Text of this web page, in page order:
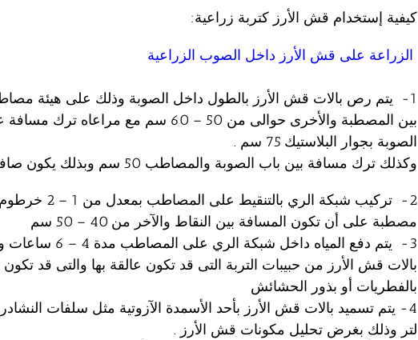
كيفية إستخدام قش الأرز كتربة زراعية:
الزراعة على قش الأرز داخل الصوب الزراعية
1- يتم رص بالات قش الأرز بالطول داخل الصوبة وذلك على هيئة
بين المصطبة والأخرى حوالى من 50 – 60 سم مع مراعاه
الصوبة بجوار البلاستيك 75 سم .
وكذلك ترك مسافة بين باب الصوبة والمصاطب 50 سم وبذلك يكون صافى المصاطب .
2- تركيب شبكة الري
مصطبة على أن تكون المسافة بين النقاط والآخر من 40 – 50 سم
3- يتم دفع المياه داخل شبكة
بالات قش الأرز من حبيبات التربة التى قد تكون عالقة بها والتى قد
بالفطريات أو بذور الحشائش
لتر وذلك بغرض تحليل مكونات قش الأرز .